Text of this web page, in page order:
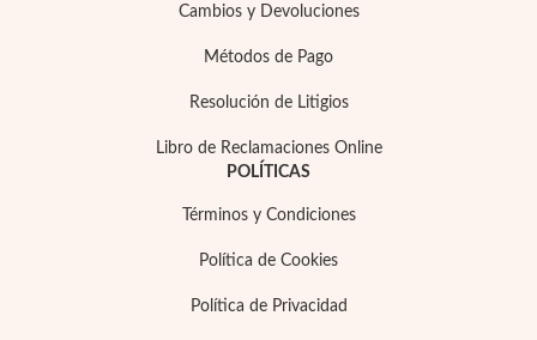
Cambios y Devoluciones
Métodos de Pago
Resolución de Litigios
Libro de Reclamaciones Online
POLÍTICAS
Términos y Condiciones
Política de Cookies
Política de Privacidad